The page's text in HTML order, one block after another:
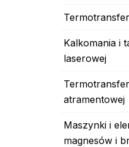
Kalkomania i
laserowej
atramentowej
Maszynki i
magnesów i